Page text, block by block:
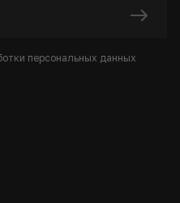
персональных данных